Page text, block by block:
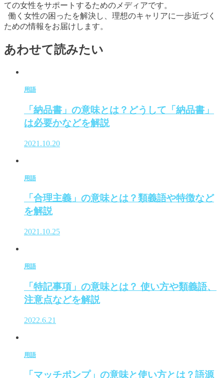
ての女性をサポートするためのメディアです。
働く女性の困ったを解決し、理想のキャリアに一歩近づく
ための情報をお届けします。
あわせて読みたい
用語
「納品書」の意味とは？どうして「納品書」
は必要かなどを解説
2021.10.20
用語
「合理主義」の意味とは？類義語や特徴など
を解説
2021.10.25
用語
「特記事項」の意味とは？ 使い方や類義語、
注意点などを解説
2022.6.21
用語
「マッチポンプ」の意味と使い方とは？語源